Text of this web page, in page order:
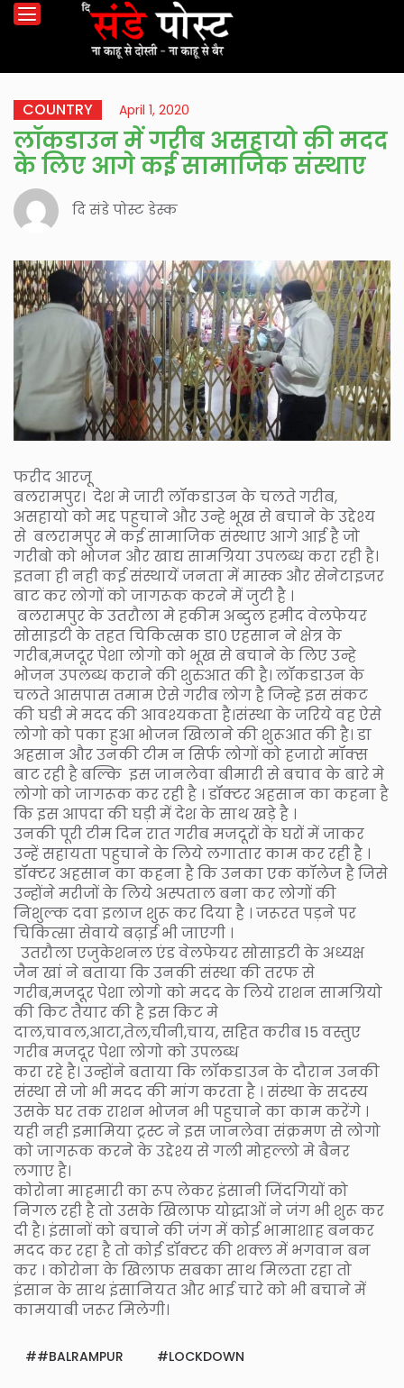
COUNTRY April 1, 2020
लॉकडाउन में गरीब असहायो की मदद
के लिए आगे कई सामाजिक संस्थाए
दि संडे पोस्ट डेस्क
फरीद आरजू
बलरामपुर। देश मे जारी लॉकडाउन के चलते गरीब,
असहायो को मद्द पहुचाने और उन्हे भूख से बचाने के उद्देश्य
से बलरामपुर मे कई सामाजिक संस्थाए आगे आई है जो
गरीबो को भोजन और खाद्य सामग्रिया उपलब्ध करा रही है।
इतना ही नही कई संस्थायें जनता में मास्क और सेनेटाइजर
बाट कर लोगों को जागरूक करने में जुटी है ।
बलरामपुर के उतरौला मे हकीम अब्दुल हमीद वेलफेयर
सोसाइटी के तहत चिकित्सक डा० एहसान ने क्षेत्र के
गरीब,मजदूर पेशा लोगो को भूख से बचाने के लिए उन्हे
भोजन उपलब्ध कराने की शुरुआत की है। लॉकडाउन के
चलते आसपास तमाम ऐसे गरीब लोग है जिन्हे इस संकट
की घडी मे मदद की आवश्यकता है।संस्था के जरिये वह ऐसे
लोगो को पका हुआ भोजन खिलाने की शुरूआत की है। डा
अहसान और उनकी टीम न सिर्फ लोगों को हजारो मॉक्स
बाट रही है बल्कि इस जानलेवा बीमारी से बचाव के बारे मे
लोगो को जागरूक कर रही है । डॉक्टर अहसान का कहना है
कि इस आपदा की घड़ी में देश के साथ खड़े है ।
उनकी पूरी टीम दिन रात गरीब मजदूरों के घरों में जाकर
उन्हें सहायता पहुचाने के लिये लगातार काम कर रही है ।
डॉक्टर अहसान का कहना है कि उनका एक कॉलेज है जिसे
उन्होंने मरीजों के लिये अस्पताल बना कर लोगों की
निशुल्क दवा इलाज शुरू कर दिया है । जरूरत पड़ने पर
चिकित्सा सेवाये बढ़ाई भी जाएगी ।
उतरौला एजुकेशनल एंड वेलफेयर सोसाइटी के अध्यक्ष
जैन खां ने बताया कि उनकी संस्था की तरफ से
गरीब,मजदूर पेशा लोगो को मदद के लिये राशन सामग्रियो
की किट तैयार की है इस किट मे
दाल,चावल,आटा,तेल,चीनी,चाय, सहित करीब 15 वस्तुए
गरीब मजदूर पेशा लोगो को उपलब्ध
करा रहे है। उन्होंने बताया कि लॉकडाउन के दौरान उनकी
संस्था से जो भी मदद की मांग करता है । संस्था के सदस्य
उसके घर तक राशन भोजन भी पहुचाने का काम करेंगे ।
यही नही इमामिया ट्रस्ट ने इस जानलेवा संक्रमण से लोगो
को जागरूक करने के उद्देश्य से गली मोहल्लो मे बैनर
लगाए है।
कोरोना माहमारी का रूप लेकर इंसानी जिंदगियों को
निगल रही है तो उसके खिलाफ योद्धाओं ने जंग भी शुरू कर
दी है। इंसानों को बचाने की जंग में कोई भामाशाह बनकर
मदद कर रहा है तो कोई डॉक्टर की शक्ल में भगवान बन
कर । कोरोना के खिलाफ सबका साथ मिलता रहा तो
इंसान के साथ इंसानियत और भाई चारे को भी बचाने में
कामयाबी जरूर मिलेगी।
#BALRAMPUR LOCKDOWN